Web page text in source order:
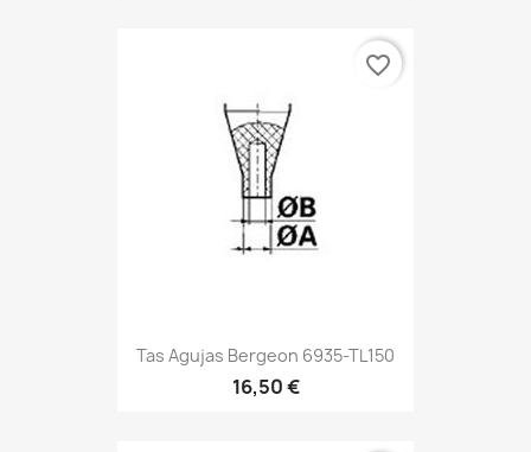
Tas Agujas Bergeon 6935-TL150
16,50 €
favorite_border